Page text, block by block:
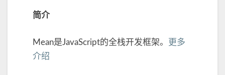
开
简介
Mean是JavaScript的全栈开发框架。
更多
介绍